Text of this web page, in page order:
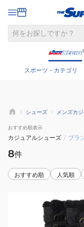
スポーツ・カテゴリ
シューズ メンズカ
おすすめ順表示
カジュアルシューズ / ブラ
8件
おすすめ順 人気順